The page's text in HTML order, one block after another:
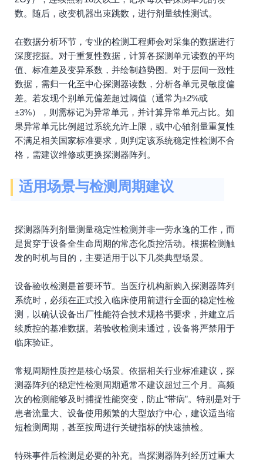
数。随后，改变机器出束跳数，进行剂量线性测试。
在数据分析环节，专业的检测工程师会对采集的数据进行
深度挖掘。对于重复性数据，计算各探测单元读数的平均
值、标准差及变异系数，并绘制趋势图。对于层间一致性
数据，需归一化至中心探测器读数，分析各单元灵敏度偏
差。若发现个别单元偏差超过阈值（通常为±2%或
±3%），则需标记为异常单元，并计算异常单元占比。如
果异常单元比例超过系统允许上限，或中心轴剂量重复性
不满足相关国家标准要求，则判定该系统稳定性检测不合
格，需建议维修或更换探测器阵列。
适用场景与检测周期建议
探测器阵列剂量测量稳定性检测并非一劳永逸的工作，而
是贯穿于设备全生命周期的常态化质控活动。根据检测触
发的时机与目的，主要适用于以下几类典型场景。
设备验收检测是首要环节。当医疗机构新购入探测器阵列
系统时，必须在正式投入临床使用前进行全面的稳定性检
测，以确认设备出厂性能符合技术规格书要求，并建立后
续质控的基准数据。若验收检测未通过，设备将严禁用于
临床验证。
常规周期性质控是核心场景。依据相关行业标准建议，探
测器阵列的稳定性检测周期通常不建议超过三个月。高频
次的检测能够及时捕捉性能突变，防止“带病”。特别是对于
患者流量大、设备使用频繁的大型放疗中心，建议适当缩
短检测周期，甚至按周进行关键指标的快速抽检。
特殊事件后检测是必要的补充。当探测器阵列经历过重大